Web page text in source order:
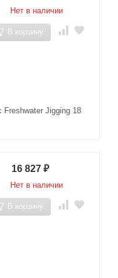
Freshwater Jigging 18
Нет в наличии
В корзину
16 827 ₽
Нет в наличии
В корзину